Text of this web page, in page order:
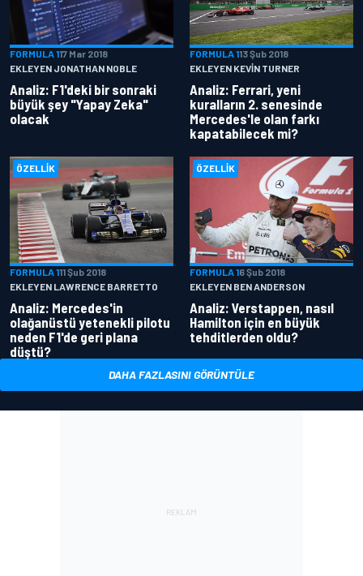
FORMULA 117 Mar 2018
EKLEYEN JONATHAN NOBLE
Analiz: F1'deki bir sonraki
büyük şey "Yapay Zeka"
olacak
FORMULA 113 Şub 2018
EKLEYEN KEVIN TURNER
Analiz: Ferrari, yeni
kuralların 2. senesinde
Mercedes'le olan farkı
kapatabilecek mi?
ÖZELLIK
FORMULA 111 Şub 2018
EKLEYEN LAWRENCE BARRETTO
Analiz: Mercedes'in
olağanüstü yetenekli pilotu
neden F1'de geri plana
düştü?
ÖZELLIK
FORMULA 16 Şub 2018
EKLEYEN BEN ANDERSON
Analiz: Verstappen, nasıl
Hamilton için en büyük
tehditlerden oldu?
DAHA FAZLASINI GÖRÜNTÜLE